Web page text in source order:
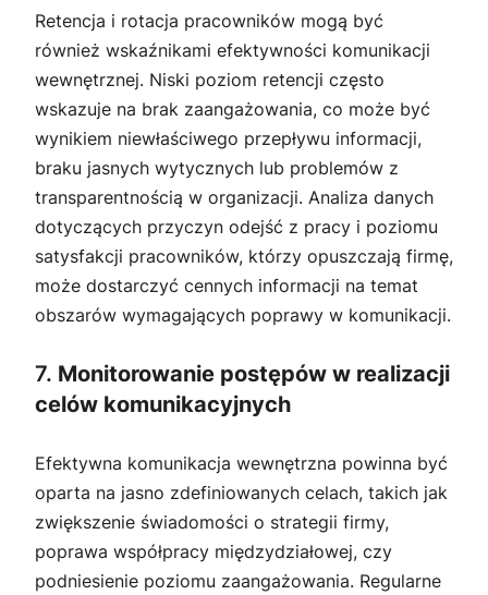
Retencja i rotacja pracowników mogą być
również wskaźnikami efektywności komunikacji
wewnętrznej. Niski poziom retencji często
wskazuje na brak zaangażowania, co może być
wynikiem niewłaściwego przepływu informacji,
braku jasnych wytycznych lub problemów z
transparentnością w organizacji. Analiza danych
dotyczących przyczyn odejść z pracy i poziomu
satysfakcji pracowników, którzy opuszczają firmę,
może dostarczyć cennych informacji na temat
obszarów wymagających poprawy w komunikacji.
7. Monitorowanie postępów w realizacji
celów komunikacyjnych
Efektywna komunikacja wewnętrzna powinna być
oparta na jasno zdefiniowanych celach, takich jak
zwiększenie świadomości o strategii firmy,
poprawa współpracy międzydziałowej, czy
podniesienie poziomu zaangażowania. Regularne